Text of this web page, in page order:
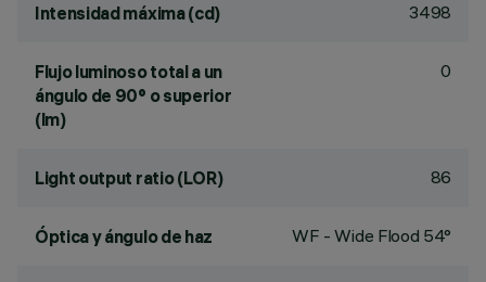
Intensidad máxima (cd) 3498
Flujo luminoso total a un
ángulo de 90° o superior
(lm)
0
Light output ratio (LOR) 86
Óptica y ángulo de haz WF - Wide Flood 54°